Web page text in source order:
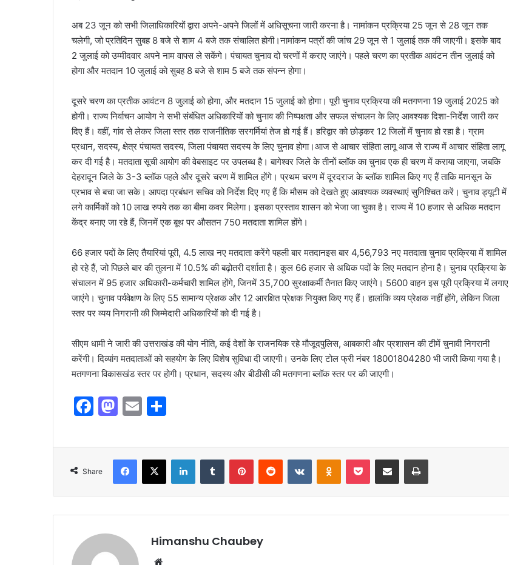
अब 23 जून को सभी जिलाधिकारियों द्वारा अपने-अपने जिलों में अधिसूचना जारी करना है। नामांकन प्रक्रिया 25 जून से 28 जून तक
चलेगी, जो प्रतिदिन सुबह 8 बजे से शाम 4 बजे तक संचालित होगी।नामांकन पत्रों की जांच 29 जून से 1 जुलाई तक की जाएगी। इसके बाद
2 जुलाई को उम्मीदवार अपने नाम वापस ले सकेंगे। पंचायत चुनाव दो चरणों में कराए जाएंगे। पहले चरण का प्रतीक आवंटन तीन जुलाई को
होगा और मतदान 10 जुलाई को सुबह 8 बजे से शाम 5 बजे तक संपन्न होगा।
दूसरे चरण का प्रतीक आवंटन 8 जुलाई को होगा, और मतदान 15 जुलाई को होगा। पूरी चुनाव प्रक्रिया की मतगणना 19 जुलाई 2025 को
होगी। राज्य निर्वाचन आयोग ने सभी संबंधित अधिकारियों को चुनाव की निष्पक्षता और सफल संचालन के लिए आवश्यक दिशा-निर्देश जारी कर
दिए हैं। वहीं, गांव से लेकर जिला स्तर तक राजनीतिक सरगर्मियां तेज हो गई हैं। हरिद्वार को छोड़कर 12 जिलों में चुनाव हो रहा है। ग्राम
प्रधान, सदस्य, क्षेत्र पंचायत सदस्य, जिला पंचायत सदस्य के लिए चुनाव होगा।आज से आचार संहिता लागू आज से राज्य में आचार संहिता लागू
कर दी गई है। मतदाता सूची आयोग की वेबसाइट पर उपलब्ध है। बागेश्वर जिले के तीनों ब्लॉक का चुनाव एक ही चरण में कराया जाएगा, जबकि
देहरादून जिले के 3-3 ब्लॉक पहले और दूसरे चरण में शामिल होंगे। प्रथम चरण में दूरदराज के ब्लॉक शामिल किए गए हैं ताकि मानसून के
प्रभाव से बचा जा सके। आपदा प्रबंधन सचिव को निर्देश दिए गए हैं कि मौसम को देखते हुए आवश्यक व्यवस्थाएं सुनिश्चित करें। चुनाव ड्यूटी में
लगे कार्मिकों को 10 लाख रुपये तक का बीमा कवर मिलेगा। इसका प्रस्ताव शासन को भेजा जा चुका है। राज्य में 10 हजार से अधिक मतदान
केंद्र बनाए जा रहे हैं, जिनमें एक बूथ पर औसतन 750 मतदाता शामिल होंगे।
66 हजार पदों के लिए तैयारियां पूरी, 4.5 लाख नए मतदाता करेंगे पहली बार मतदानइस बार 4,56,793 नए मतदाता चुनाव प्रक्रिया में शामिल
हो रहे हैं, जो पिछले बार की तुलना में 10.5% की बढ़ोतरी दर्शाता है। कुल 66 हजार से अधिक पदों के लिए मतदान होना है। चुनाव प्रक्रिया के
संचालन में 95 हजार अधिकारी-कर्मचारी शामिल होंगे, जिनमें 35,700 सुरक्षाकर्मी तैनात किए जाएंगे। 5600 वाहन इस पूरी प्रक्रिया में लगाए
जाएंगे। चुनाव पर्यवेक्षण के लिए 55 सामान्य प्रेक्षक और 12 आरक्षित प्रेक्षक नियुक्त किए गए हैं। हालांकि व्यय प्रेक्षक नहीं होंगे, लेकिन जिला
स्तर पर व्यय निगरानी की जिम्मेदारी अधिकारियों को दी गई है।
सीएम धामी ने जारी की उत्तराखंड की योग नीति, कई देशों के राजनयिक रहे मौजूदपुलिस, आबकारी और प्रशासन की टीमें चुनावी निगरानी
करेंगी। दिव्यांग मतदाताओं को सहयोग के लिए विशेष सुविधा दी जाएगी। उनके लिए टोल फ्री नंबर 18001804280 भी जारी किया गया है।
मतगणना विकासखंड स्तर पर होगी। प्रधान, सदस्य और बीडीसी की मतगणना ब्लॉक स्तर पर की जाएगी।
F
c
e
o
o
k
M
st
o
d
o
n
E
ai
l
ar
e
Share
Himanshu Chaubey